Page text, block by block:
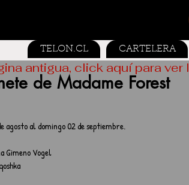
TELON.CL CARTELERA
de Madame Forest
agosto al domingo 02 de septiembre.
Gimeno Vogel
antigua, click aquí para